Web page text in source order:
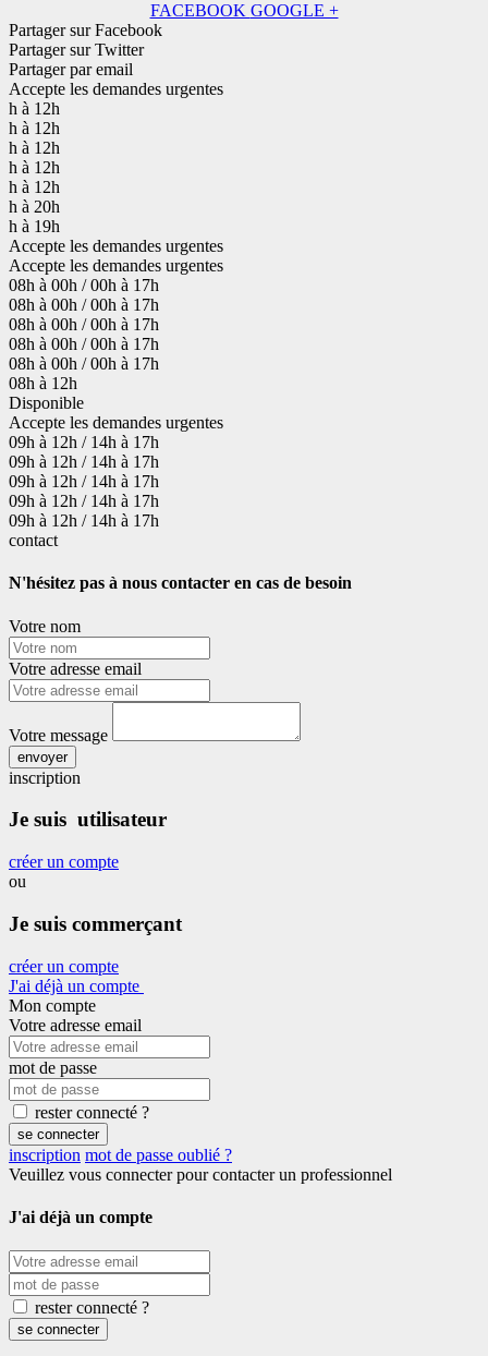
FACEBOOK GOOGLE +
Partager sur Facebook
Partager sur Twitter
Partager par email
Accepte les demandes urgentes
h à 12h
h à 12h
h à 12h
h à 12h
h à 12h
h à 20h
h à 19h
Accepte les demandes urgentes
Accepte les demandes urgentes
08h à 00h / 00h à 17h
08h à 00h / 00h à 17h
08h à 00h / 00h à 17h
08h à 00h / 00h à 17h
08h à 00h / 00h à 17h
08h à 12h
Disponible
Accepte les demandes urgentes
09h à 12h / 14h à 17h
09h à 12h / 14h à 17h
09h à 12h / 14h à 17h
09h à 12h / 14h à 17h
09h à 12h / 14h à 17h
contact
N'hésitez pas à nous contacter en cas de besoin
Votre nom
Votre adresse email
Votre message
envoyer
inscription
Je suis utilisateur
créer un compte
ou
Je suis commerçant
créer un compte
J'ai déjà un compte
Mon compte
Votre adresse email
mot de passe
rester connecté ?
se connecter
inscription mot de passe oublié ?
Veuillez vous connecter pour contacter un professionnel
J'ai déjà un compte
rester connecté ?
se connecter